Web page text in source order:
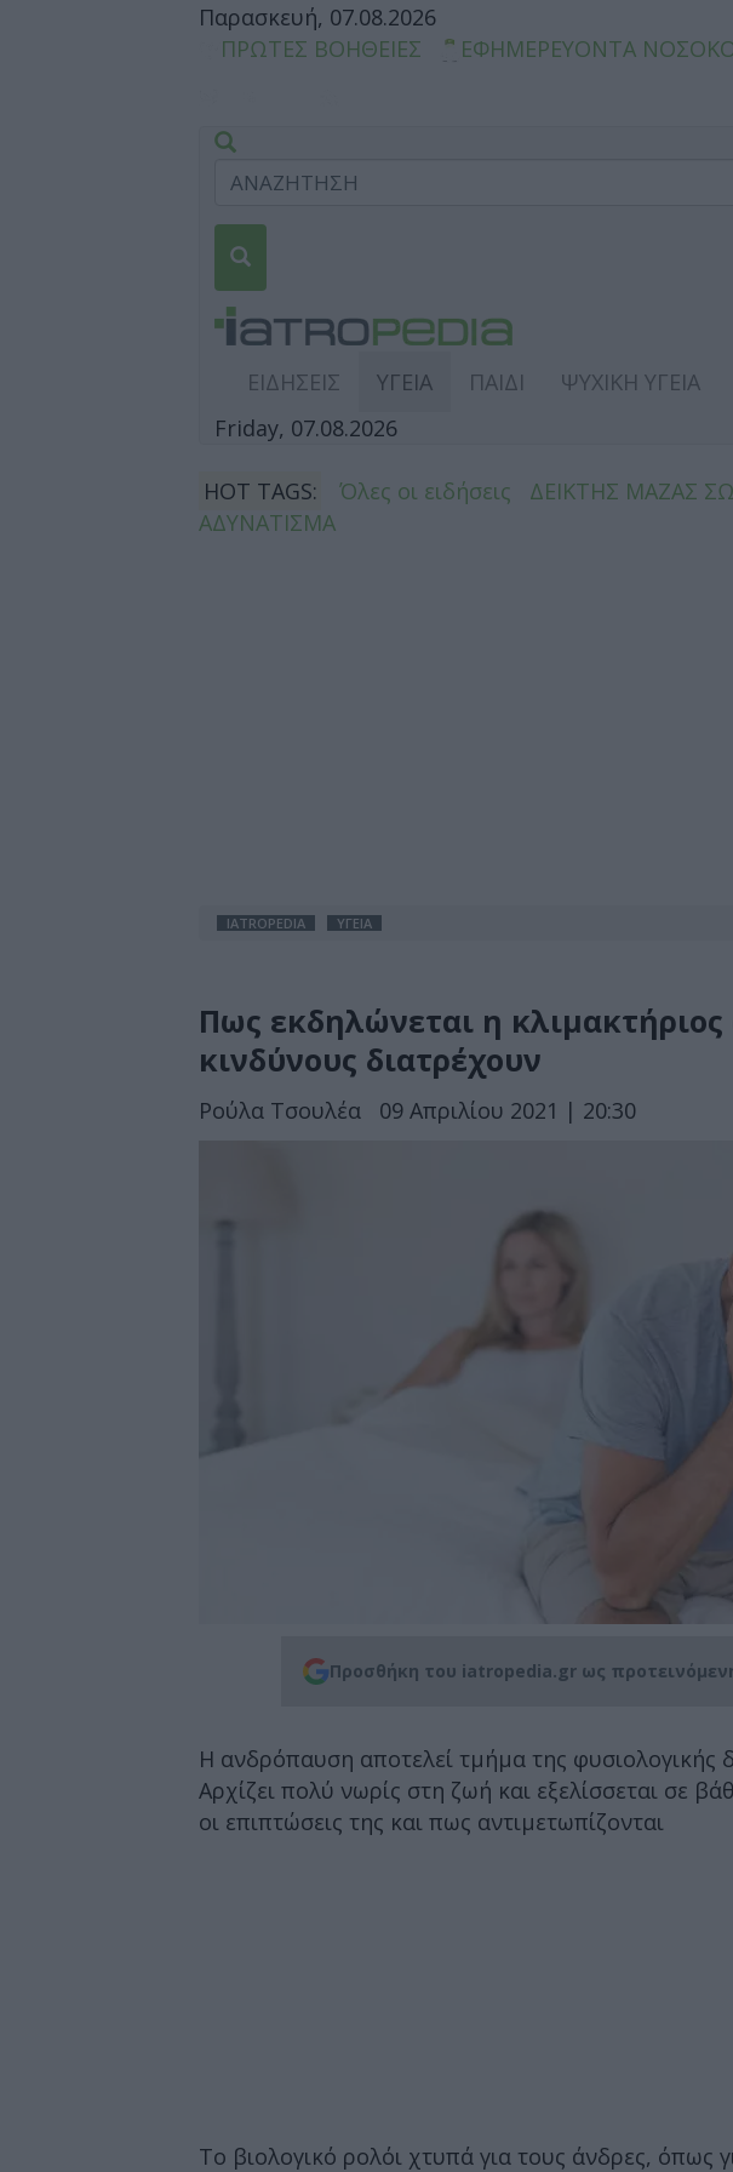
Παρασκευή, 07.08.2026
ΠΡΩΤΕΣ ΒΟΗΘΕΙΕΣ
ΕΦΗΜΕΡΕΥΟΝΤΑ
ΕΙΔΗΣΕΙΣ ΥΓΕΙΑ ΠΑΙΔΙ ΨΥΧΙΚΗ ΥΓΕΙΑ
Friday, 07.08.2026
HOT TAGS: Όλες οι ειδήσεις ΔΕΙΚΤΗΣ ΜΑΖΑΣ
ΑΔΥΝΑΤΙΣΜΑ
IATROPEDIA ΥΓΕΙΑ
Πως εκδηλώνεται η κλιμακτήριος
κινδύνους διατρέχουν
Ρούλα Τσουλέα 09 Απριλίου 2021 | 20:30
Προσθήκη του iatropedia.gr ως
Η ανδρόπαυση αποτελεί τμήμα της φυσιολογικής
Αρχίζει πολύ νωρίς στη ζωή και εξελίσσεται σε
οι επιπτώσεις της και πως αντιμετωπίζονται
Το βιολογικό ρολόι χτυπά για τους άνδρες, όπως